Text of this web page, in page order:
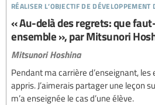
réaliser l’objectif de développement
« Au-delà des regrets: que
ensemble », par Mitsunori
Mitsunori Hoshina
Pendant ma carrière d’enseignant,
appris. J’aimerais partager une leçon
m’a enseignée le cas d’une élève.